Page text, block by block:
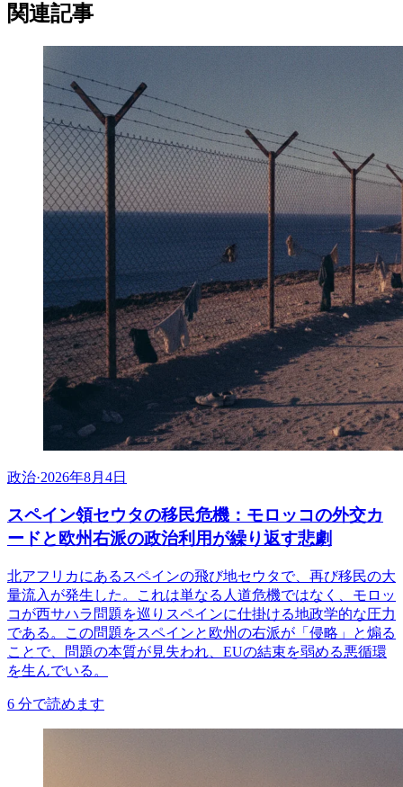
関連記事
政治·2026年8月4日
スペイン領セウタの移民危機：モロッコの外交カ
ードと欧州右派の政治利用が繰り返す悲劇
北アフリカにあるスペインの飛び地セウタで、再び移民の大
量流入が発生した。これは単なる人道危機ではなく、モロッ
コが西サハラ問題を巡りスペインに仕掛ける地政学的な圧力
である。この問題をスペインと欧州の右派が「侵略」と煽る
ことで、問題の本質が見失われ、EUの結束を弱める悪循環
を生んでいる。
6 分で読めます